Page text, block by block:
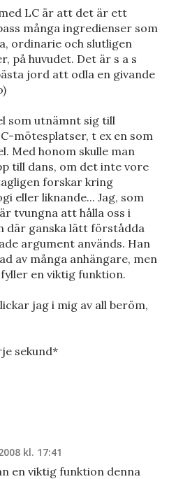
LC är att det är ett
många ingredienser som
ordinarie och slutligen
på huvudet. Det är s a s
jord att odla en givande
som utnämnt sig till
mötesplatser, t ex en som
Med honom skulle man
till dans, om det inte vore
forskar kring
eller liknande... Jag, som
tvungna att hålla oss i
där ganska lätt förstådda
argument används. Han
av många anhängare, men
en viktig funktion.
jag i mig av all beröm,
sekund*
kl. 17:41
en viktig funktion denna